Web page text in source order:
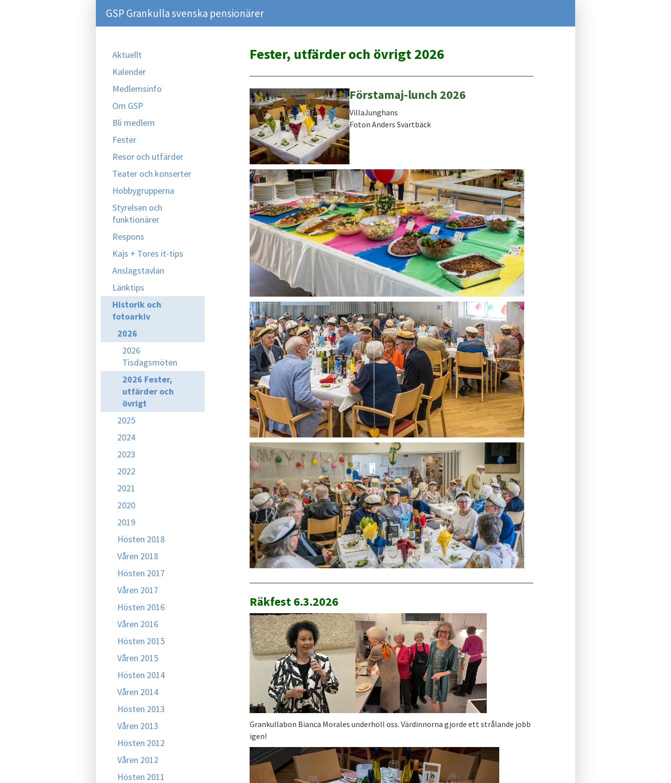
GSP Grankulla svenska pensionärer
Aktuellt
Kalender
Medlemsinfo
Om GSP
Bli medlem
Fester
Resor och utfärder
Teater och konserter
Hobbygrupperna
Styrelsen och
funktionärer
Respons
Kajs + Tores it-tips
Anslagstavlan
Länktips
Historik och
fotoarkiv
2026
2026
Tisdagsmöten
2026 Fester,
utfärder och
övrigt
2025
2024
2023
2022
2021
2020
2019
Hösten 2018
Våren 2018
Hösten 2017
Våren 2017
Hösten 2016
Våren 2016
Hösten 2015
Våren 2015
Hösten 2014
Våren 2014
Hösten 2013
Våren 2013
Hösten 2012
Våren 2012
Hösten 2011
Fester, utfärder och övrigt 2026
Förstamaj-lunch 2026
VillaJunghans
Foton Anders Svartbäck
Räkfest 6.3.2026
Grankullabon Bianca Morales underhöll oss. Värdinnorna gjorde ett strålande jobb
igen!